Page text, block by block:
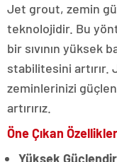
Jet grout, zemin
teknolojidir. Bu
bir sıvının yüksek
stabilitesini artırır.
zeminlerinizi
artırırız.
Öne Çıkan
Yüksek